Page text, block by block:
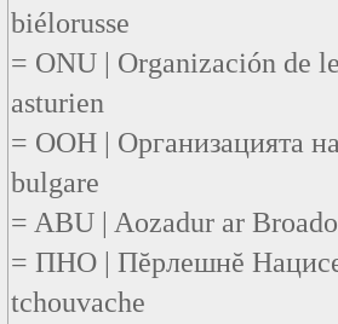
biélorusse
= ONU | Organización de
asturien
= OOH | Организацията
bulgare
= ABU | Aozadur ar
= ПНО | Пĕрлешнĕ
tchouvache